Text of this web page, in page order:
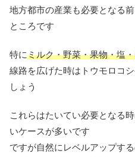
地方都市の産業も必要となる
ところです
特にミルク・野菜・果物・塩
線路を広げた時はトウモロコ
しょう
これらはたいてい必要となる
いケースが多いです
ですが自然にレベルアップす